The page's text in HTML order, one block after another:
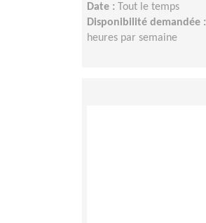
Date :
Tout le temps
Disponibilité demandée :
heures par semaine